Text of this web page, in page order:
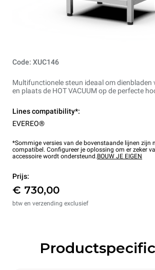
Code: XUC146
Multifunctionele steun ideaal om dienbladen
en plaats de HOT VACUUM op de perfecte
Lines compatibility*:
EVEREO®
*Sommige versies van de bovenstaande lijnen zijn
compatibel. Configureer je oplossing om er zeker
accessoire wordt ondersteund.BOUW JE EIGEN
Prijs:
€ 730,00
btw en verzending exclusief